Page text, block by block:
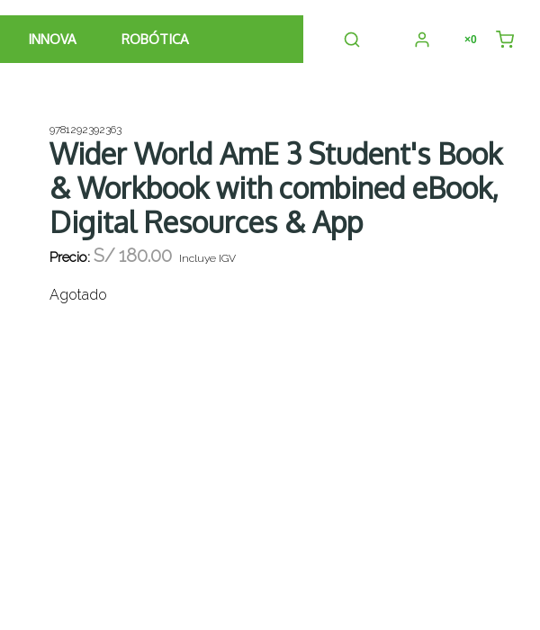
×0
INNOVA ROBÓTICA
9781292392363
Wider World AmE 3 Student's Book
& Workbook with combined eBook,
Digital Resources & App
Precio: S/180.00 Incluye IGV
Agotado